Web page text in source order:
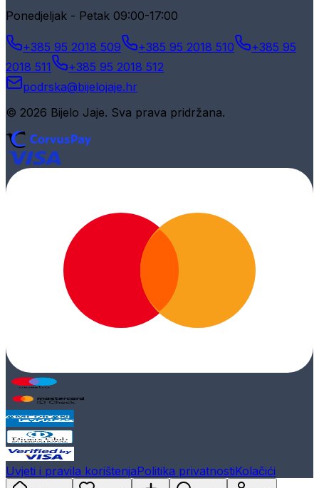
Ponedjeljak - Petak 09:00-17:00
+385 95 2018 509 +385 95 2018 510
+385 95
2018 511
+385 95 2018 512
podrska@bijelojaje.hr
© 2026 Bijelo Jaje. Sva prava pridržana.
Uvjeti i pravila korištenjaPolitika privatnostiKolačići